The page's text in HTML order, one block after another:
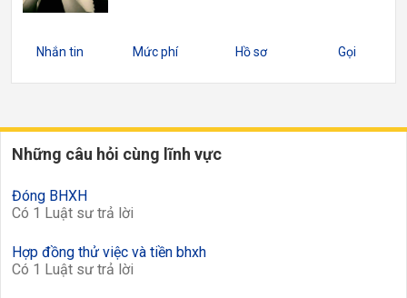
Nhắn tin Mức phí Hồ sơ Gọi
Những câu hỏi cùng lĩnh vực
Đóng BHXH
Có 1 Luật sư trả lời
Hợp đồng thử việc và tiền bhxh
Có 1 Luật sư trả lời